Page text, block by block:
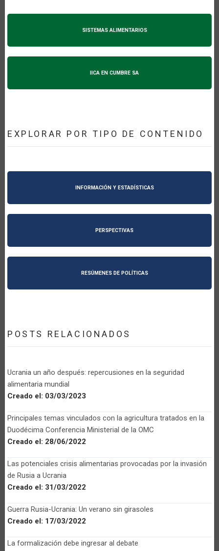
SISTEMAS ALIMENTARIOS
IICA EN CUMBRE SA
EXPLORAR POR TIPO DE CONTENIDO
INFORMACIÓN Y ESTADÍSTICAS
PERSPECTIVAS
RESÚMENES DE POLÍTICAS
POSTS RELACIONADOS
Ucrania un año después: repercusiones en la seguridad
alimentaria mundial
Creado el: 03/03/2023
Principales temas vinculados con la agricultura tratados en la
Duodécima Conferencia Ministerial de la OMC
Creado el: 28/06/2022
Las potenciales crisis alimentarias provocadas por la invasión
de Rusia a Ucrania
Creado el: 31/03/2022
Guerra Rusia-Ucrania: Un verano sin girasoles
Creado el: 17/03/2022
La formalización debe ingresar al debate